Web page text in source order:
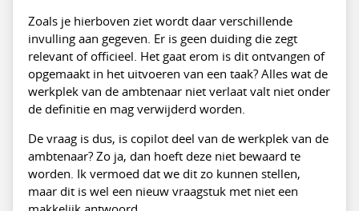
Zoals je hierboven ziet wordt daar verschillende
invulling aan gegeven. Er is geen duiding die zegt
relevant of officieel. Het gaat erom is dit ontvangen of
opgemaakt in het uitvoeren van een taak? Alles wat de
werkplek van de ambtenaar niet verlaat valt niet onder
de definitie en mag verwijderd worden.
De vraag is dus, is copilot deel van de werkplek van de
ambtenaar? Zo ja, dan hoeft deze niet bewaard te
worden. Ik vermoed dat we dit zo kunnen stellen,
maar dit is wel een nieuw vraagstuk met niet een